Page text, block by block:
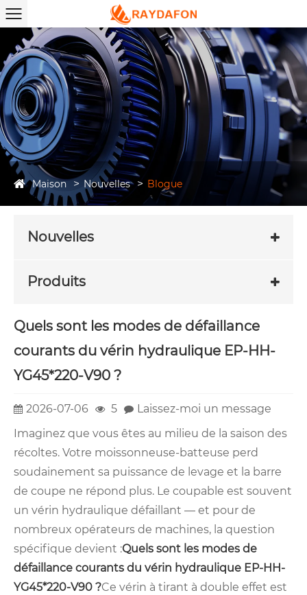
Maison Nouvelles Blogue
Nouvelles
Produits
Quels sont les modes de défaillance
courants du vérin hydraulique EP-HH-
YG45*220-V90 ?
2026-07-06 5
Laissez-moi un message
Imaginez que vous êtes au milieu de la saison des
récoltes. Votre moissonneuse-batteuse perd
soudainement sa puissance de levage et la barre
de coupe ne répond plus. Le coupable est souvent
un vérin hydraulique défaillant — et pour de
nombreux opérateurs de machines, la question
spécifique devient :Quels sont les modes de
défaillance courants du vérin hydraulique EP-HH-
YG45*220-V90 ?Ce vérin à tirant à double effet est